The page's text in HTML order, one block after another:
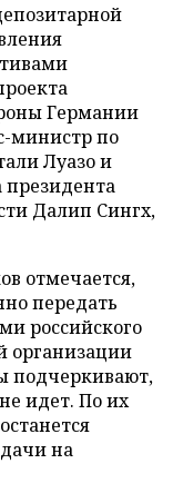
Германии
министр по
Луазо и
Далип Сингх,
отмечается,
передать
российского
организации
подчеркивают,
идет. По их
на